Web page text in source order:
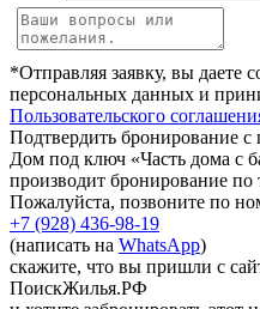
*Отправляя заявку, вы даете
персональных данных и
Пользовательского
Подтвердить бронирование с
Дом под ключ «Часть дома с
производит бронирование по
Пожалуйста, позвоните по
+7 (928) 436-98-19
(написать на WhatsApp)
скажите, что вы пришли с
ПоискЖилья.РФ